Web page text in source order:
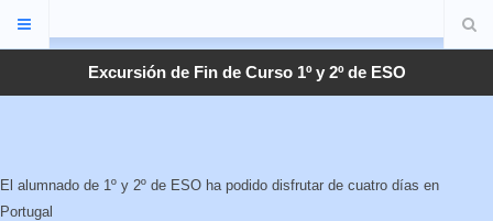
Excursión de Fin de Curso 1º y 2º de ESO
El alumnado de 1º y 2º de ESO ha podido disfrutar de cuatro días en
Portugal